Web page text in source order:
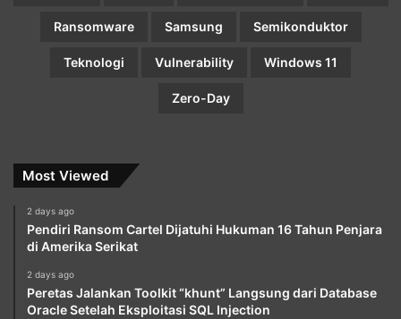
Ransomware Samsung Semikonduktor
Teknologi Vulnerability Windows 11
Zero-Day
Most Viewed
2 days ago
Pendiri Ransom Cartel Dijatuhi Hukuman 16 Tahun Penjara
di Amerika Serikat
2 days ago
Peretas Jalankan Toolkit “khunt” Langsung dari Database
Oracle Setelah Eksploitasi SQL Injection